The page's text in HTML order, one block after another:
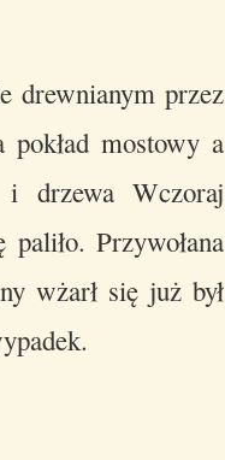
drewnianym przez
pokład mostowy a
i drzewa Wczoraj
Przywołana
wżarł się już był